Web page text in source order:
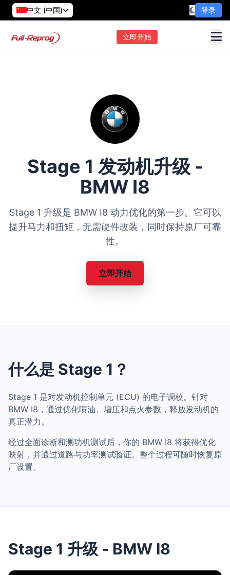
中文 (中国) 登录
立即开始
Stage 1 发动机升级 -
BMW I8
Stage 1 升级是 BMW I8 动力优化的第一步。它可以
提升马力和扭矩，无需硬件改装，同时保持原厂可靠
性。
立即开始
什么是 Stage 1？
Stage 1 是对发动机控制单元 (ECU) 的电子调校。针对
BMW I8，通过优化喷油、增压和点火参数，释放发动机的
真正潜力。
经过全面诊断和测功机测试后，你的 BMW I8 将获得优化
映射，并通过道路与功率测试验证。整个过程可随时恢复原
厂设置。
Stage 1 升级 - BMW I8